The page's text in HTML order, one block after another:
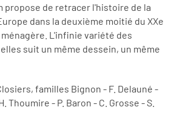
propose de retracer l'histoire de la
dans la deuxième moitié du XXe
ménagère. L'infinie variété des
suit un même dessein, un même
familles Bignon - F. Delauné -
Thoumire - P. Baron - C. Grosse - S.